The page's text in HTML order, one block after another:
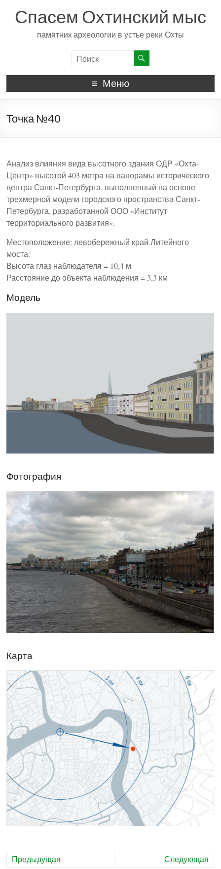
Спасем Охтинский мыс
памятник археологии в устье реки Охты
Меню
Точка №40
Анализ влияния вида высотного здания ОДР «Охта-
Центр» высотой 403 метра на панорамы исторического
центра Санкт-Петербурга, выполненный на основе
трехмерной модели городского пространства Санкт-
Петербурга, разработанной ООО «Институт
территориального развития».
Местоположение: левобережный край Литейного
моста.
Высота глаз наблюдателя = 10,4 м
Расстояние до объекта наблюдения = 3,3 км
Модель
Фотография
Карта
Предыдущая Следующая